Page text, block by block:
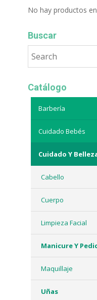
No hay productos
Buscar
Catálogo
Barbería
Cuidado Bebés
Cuidado Y
Cabello
Cuerpo
Limpieza Facial
Manicure Y
Maquillaje
Uñas